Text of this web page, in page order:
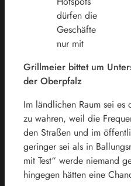
dürfen die
Geschäfte
nur mit
Grillmeier bittet um
der Oberpfalz
Im ländlichen Raum sei
zu wahren, weil die
den Straßen und im
geringer sei als in
mit Test“ werde niemand
hingegen hätten eine